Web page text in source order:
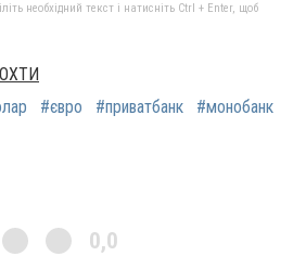
необхідний текст і натисніть Ctrl + Enter, щоб
#євро #приватбанк #монобанк
0,0